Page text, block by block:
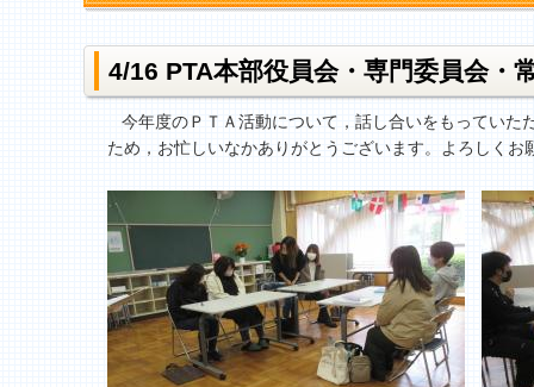
4/16 PTA本部役員会・専門委員会・
今年度のＰＴＡ活動について，話し合いをもっていた
ため，お忙しいなかありがとうございます。よろしくお